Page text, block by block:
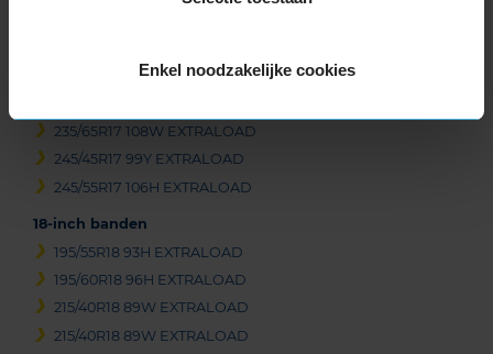
Enkel noodzakelijke cookies
235/55R17 99H
235/65R17 108W EXTRALOAD
245/45R17 99Y EXTRALOAD
245/55R17 106H EXTRALOAD
18-inch banden
195/55R18 93H EXTRALOAD
195/60R18 96H EXTRALOAD
215/40R18 89W EXTRALOAD
215/40R18 89W EXTRALOAD